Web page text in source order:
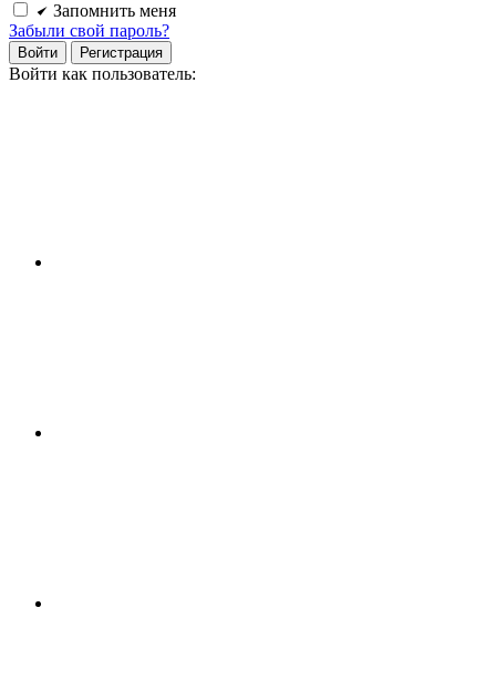
Запомнить меня
Забыли свой пароль?
Войти Регистрация
Войти как пользователь: